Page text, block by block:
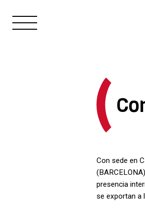
Con sede en
presencia
se exportan a